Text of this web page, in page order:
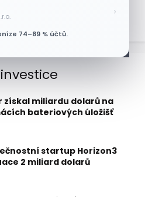
›
74–89 % účtů.
investice
získal miliardu dolarů na
bateriových úložišť
startup Horizon3
2 miliard dolarů